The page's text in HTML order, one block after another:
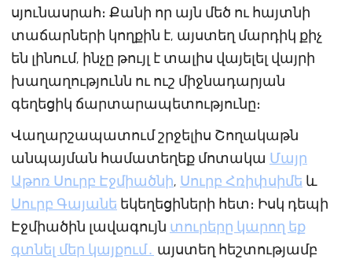
սյունասրահ։ Քանի որ այն մեծ ու հայտնի
տաճարների կողքին է, այստեղ մարդիկ քիչ
են լինում, ինչը թույլ է տալիս վայելել վայրի
խաղաղությունն ու ուշ միջնադարյան
գեղեցիկ ճարտարապետությունը։
Վաղարշապատում շրջելիս Շողակաթն
անպայման համատեղեք մոտակա Մայր
Աթոռ Սուրբ Էջմիածնի, Սուրբ Հռիփսիմե և
Սուրբ Գայանե եկեղեցիների հետ։ Իսկ դեպի
Էջմիածին լավագույն տուրերը կարող եք
գտնել մեր կայքում․ այստեղ հեշտությամբ